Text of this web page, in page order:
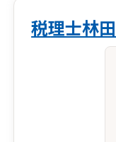
税理士林